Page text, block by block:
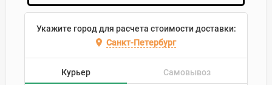
Укажите город для расчета стоимости доставки:
Санкт-Петербург
Курьер Самовывоз